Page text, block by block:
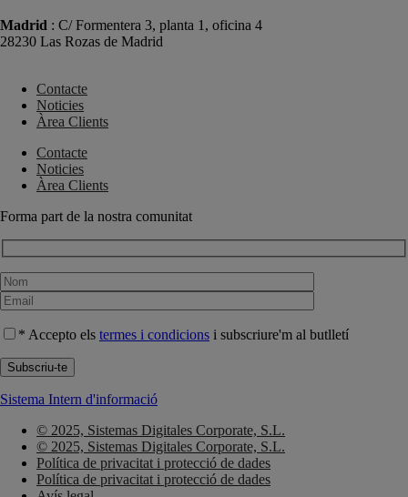
Madrid : C/ Formentera 3, planta 1, oficina 4
28230 Las Rozas de Madrid
Contacte
Noticies
Àrea Clients
Contacte
Noticies
Àrea Clients
Forma part de la nostra comunitat
* Accepto els termes i condicions i subscriure'm al butlletí
Sistema Intern d'informació
© 2025, Sistemas Digitales Corporate, S.L.
© 2025, Sistemas Digitales Corporate, S.L.
Política de privacitat i protecció de dades
Política de privacitat i protecció de dades